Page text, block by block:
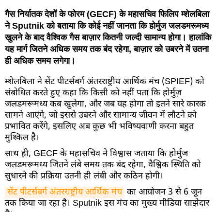
गैस निर्यातक देशों के फोरम (GECF) के महासचिव फिलिप म्शेलबिला
ने Sputnik को बताया कि कोई नहीं जानता कि होर्मुज जलडमरूमध्य
खुलने के बाद वैश्विक गैस बाज़ार कितनी जल्दी सामान्य होगा। हालांकि
यह मार्ग जितने अधिक समय तक बंद रहेगा, बाज़ार को उबरने में उतना
ही अधिक समय लगेगा।
म्शेलबिला ने सेंट पीटर्सबर्ग अंतरराष्ट्रीय आर्थिक मंच (SPIEF) को
संबोधित करते हुए कहा कि किसी को नहीं पता कि होर्मुज़
जलडमरूमध्य कब खुलेगा, और जब यह होगा तो इतने सारे कारक
सामने आएंगे, जो इससे उबरने और सामान्य जीवन में लौटने को
प्रभावित करेंगे, इसलिए अब कुछ भी भविष्यवाणी करना बहुत
मुश्किल है।
साथ ही, GECF के महासचिव ने विश्वास जताया कि होर्मुज
जलडमरूमध्य जितने लंबे समय तक बंद रहेगा, वैश्विक स्थिति को
सुधारने की प्रक्रिया उतनी ही लंबी और कठिन होगी।
सेंट पीटर्सबर्ग अंतरराष्ट्रीय आर्थिक मंच का आयोजन 3 से 6 जून
तक किया जा रहा है। Sputnik इस मंच का मुख्य मीडिया साझेदार